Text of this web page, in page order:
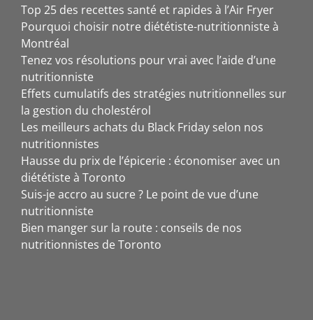
Top 25 des recettes santé et rapides à l’Air Fryer
Pourquoi choisir notre diététiste-nutritionniste à
Montréal
Tenez vos résolutions pour vrai avec l’aide d’une
nutritionniste
Effets cumulatifs des stratégies nutritionnelles sur
la gestion du cholestérol
Les meilleurs achats du Black Friday selon nos
nutritionnistes
Hausse du prix de l’épicerie : économiser avec un
diététiste à Toronto
Suis-je accro au sucre ? Le point de vue d’une
nutritionniste
Bien manger sur la route : conseils de nos
nutritionnistes de Toronto